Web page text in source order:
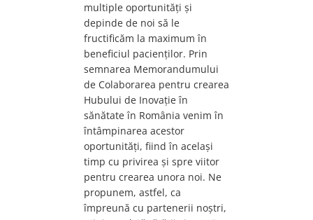
multiple oportunități și
depinde de noi să le
fructificăm la maximum în
beneficiul pacienților. Prin
semnarea Memorandumului
de Colaborarea pentru crearea
Hubului de Inovație în
sănătate în România venim în
întâmpinarea acestor
oportunități, fiind în același
timp cu privirea și spre viitor
pentru crearea unora noi. Ne
propunem, astfel, ca
împreună cu partenerii noștri,